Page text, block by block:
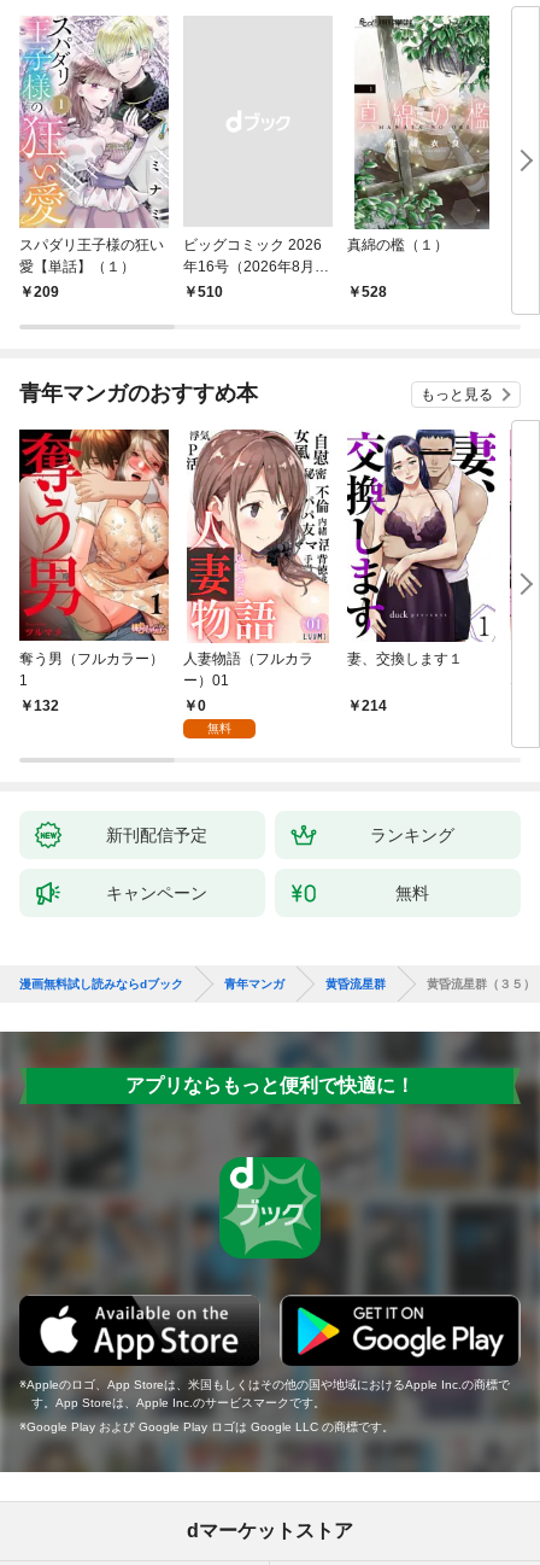
スパダリ王子様の狂い
愛【単話】（１）
209
ビッグコミック 2026
年16号（2026年8月7
日発売）
￥510
真綿の檻（１）
528
青年マンガのおすすめ本 もっと見る
奪う男（フルカラー）
1
132
人妻物語（フルカラ
ー）01
0
無料
妻、交換します１
214
な
新刊配信予定 ランキング
キャンペーン 無料
漫画無料試し読みならdブック 青年マンガ 黄昏流星群 黄昏流星群（３５）
アプリならもっと便利で快適に！
Appleのロゴ、App Storeは、米国もしくはその他の国や地域におけるApple Inc.の商標で
す。App Storeは、Apple Inc.のサービスマークです。
Google Play および Google Play ロゴは Google LLC の商標です。
dマーケットストア